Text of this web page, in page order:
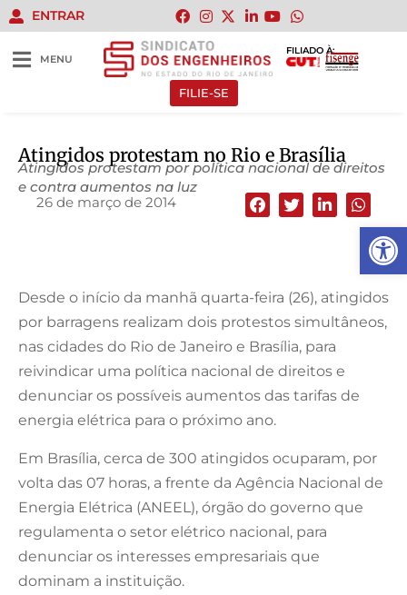
Abrir
ENTRAR
MENU
FILIADO À:
FILIE-SE
Atingidos protestam no Rio e Brasília
Atingidos protestam por política nacional de direitos
e contra aumentos na luz
26 de março de 2014
Desde o início da manhã quarta-feira (26), atingidos
por barragens realizam dois protestos simultâneos,
nas cidades do Rio de Janeiro e Brasília, para
reivindicar uma política nacional de direitos e
denunciar os possíveis aumentos das tarifas de
energia elétrica para o próximo ano.
Em Brasília, cerca de 300 atingidos ocuparam, por
volta das 07 horas, a frente da Agência Nacional de
Energia Elétrica (ANEEL), órgão do governo que
regulamenta o setor elétrico nacional, para
denunciar os interesses empresariais que
dominam a instituição.